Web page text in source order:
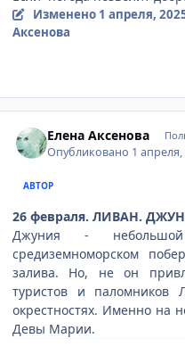
Изменено 1 апреля,
Аксенова
Елена Аксенова
Опубликовано 1 апреля,
АВТОР
26 февраля. ЛИВАН.
Джуния -
средиземноморском
залива. Но, не он
туристов и паломников
окрестностях. Именно на
Девы Марии.